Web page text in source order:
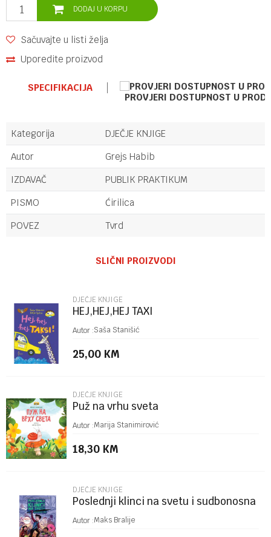
DODAJ U KORPU
Sačuvajte u listi želja
Uporedite proizvod
SPECIFIKACIJA
PROVJERI DOSTUPNOST U
Kategorija
DJEČJE KNJIGE
Autor
Grejs Habib
IZDAVAČ
PUBLIK PRAKTIKUM
PISMO
Ćirilica
POVEZ
Tvrd
Poruka
POŠALJI
SLIČNI PROIZVODI
DJEČJE KNJIGE
HEJ,HEJ,HEJ TAXI
Autor :Saša Stanišić
25,00 KM
DJEČJE KNJIGE
Puž na vrhu sveta
Autor :Marija Stanimirović
18,30 KM
DJEČJE KNJIGE
Poslednji klinci na svetu i sudbonosna
Autor :Maks Bralije